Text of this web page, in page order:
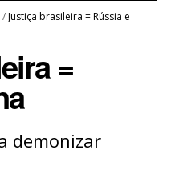
/Justiça brasileira = Rússia e
=
demonizar